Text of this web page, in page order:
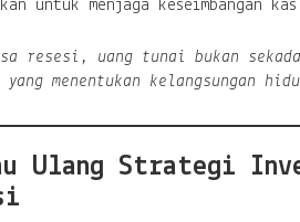
untuk menjaga keseimbangan
resesi, uang tunai bukan
yang menentukan kelangsungan
Ulang Strategi